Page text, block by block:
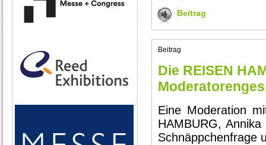
Beitrag
Beitrag
Die REISEN
Eine Moderation
HAMBURG,
Schnäppchenfrage